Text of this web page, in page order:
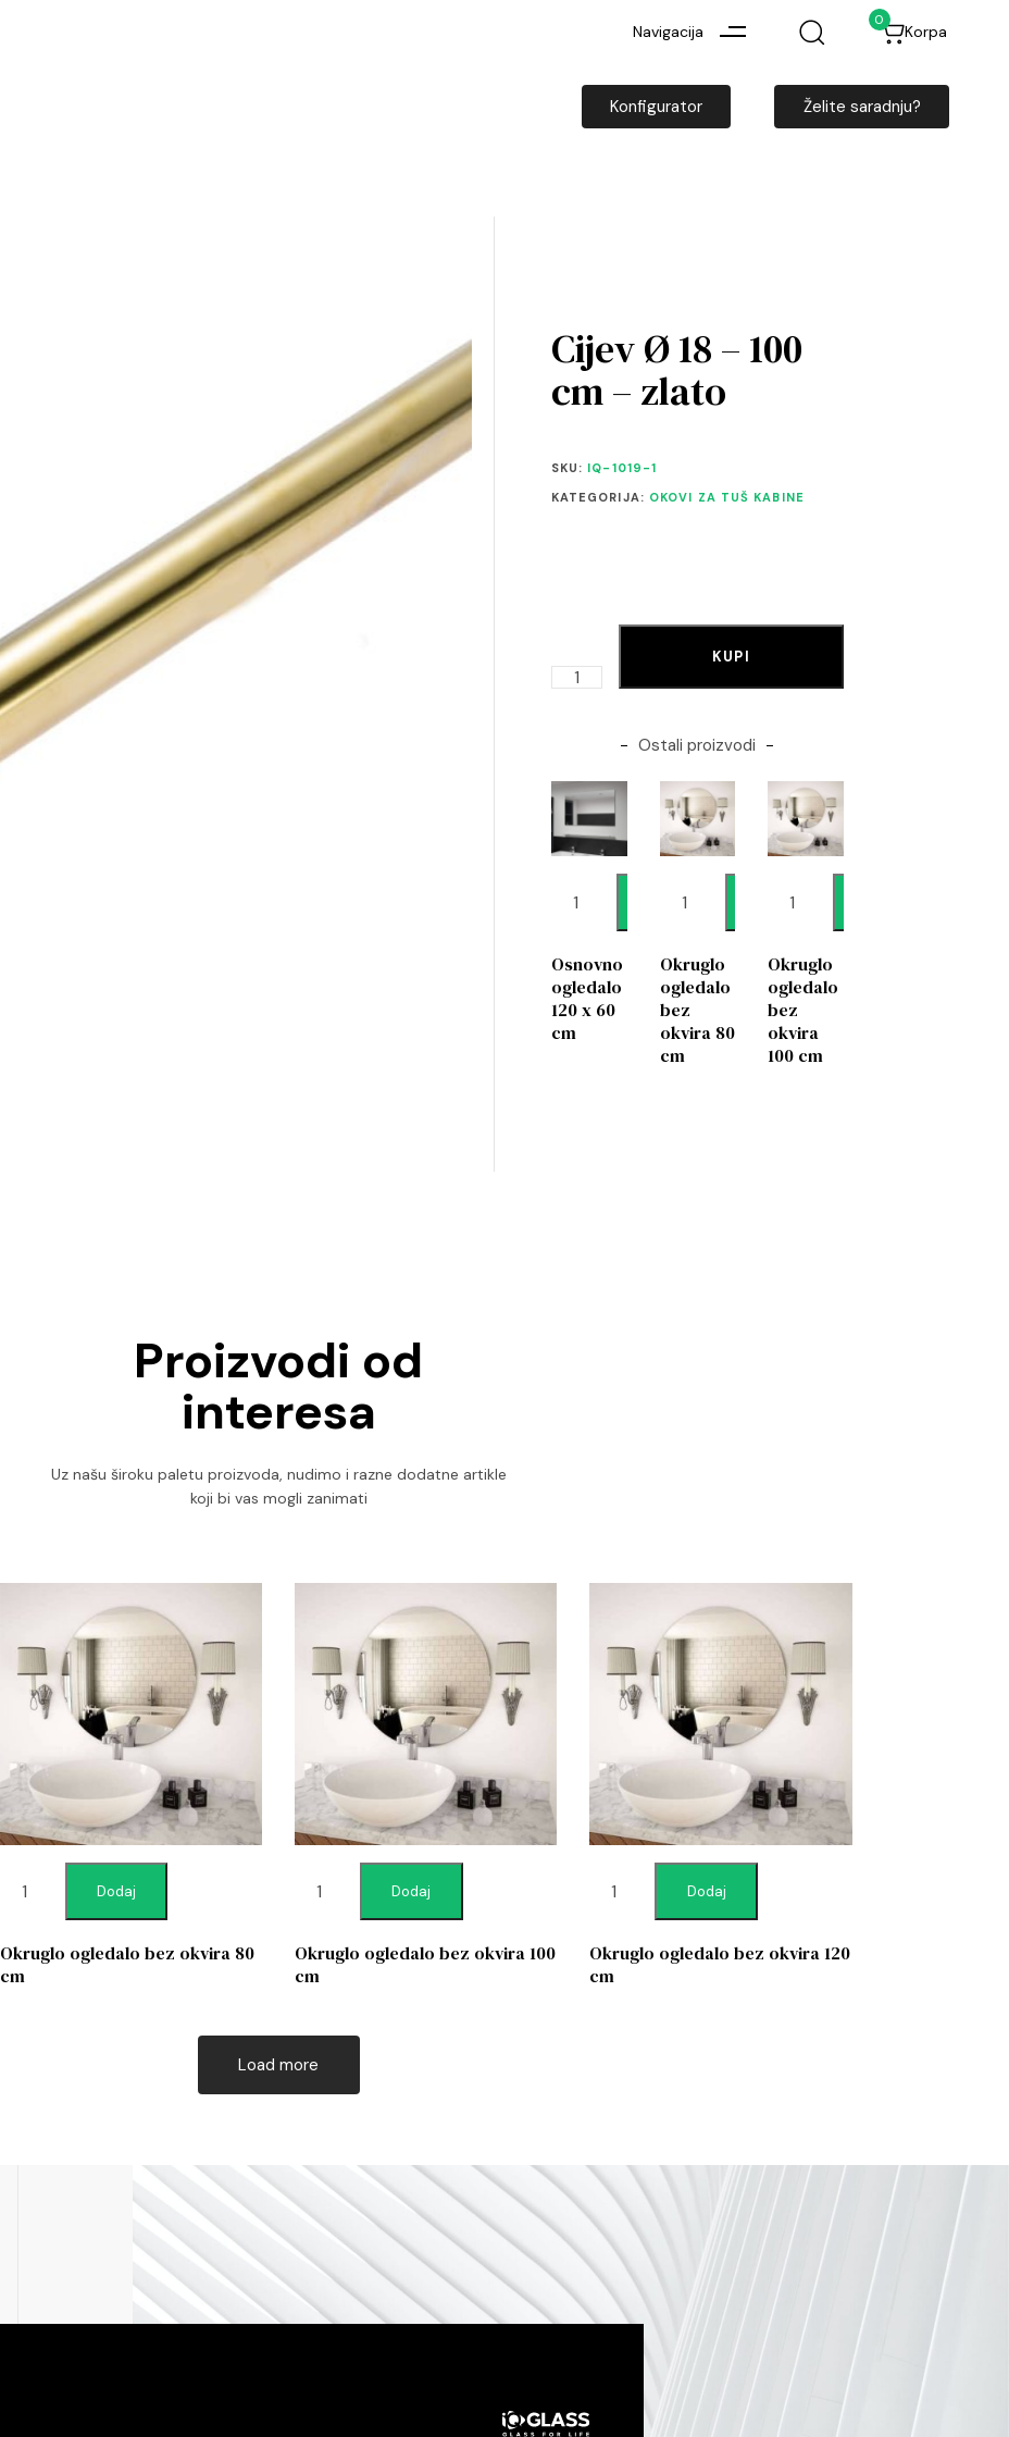
Navigacija Korpa
0
Konfigurator Želite saradnju?
Cijev Ø 18 – 100
cm – zlato
SKU: IQ-1019-1
KATEGORIJA: OKOVI ZA TUŠ KABINE
KUPI
Ostali proizvodi
Dodaj
Osnovno
ogledalo
120 x 60
cm
Dodaj
Okruglo
ogledalo
bez
okvira 80
cm
Okruglo
ogledalo
bez
okvira
100 cm
Proizvodi od
interesa
Uz našu široku paletu proizvoda, nudimo i razne dodatne artikle
koji bi vas mogli zanimati
Dodaj
Okruglo ogledalo bez okvira 80
cm
Dodaj
Okruglo ogledalo bez okvira 100
cm
Dodaj
Okruglo ogledalo bez okvira 120
cm
Load more